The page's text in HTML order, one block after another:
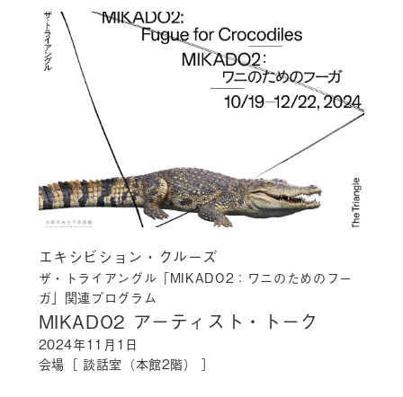
エキシビション・クルーズ
ザ・トライアングル「MIKADO2：ワニのためのフー
ガ」関連プログラム
MIKADO2 アーティスト・トーク
2024年11月1日
会場［ 談話室（本館2階） ］